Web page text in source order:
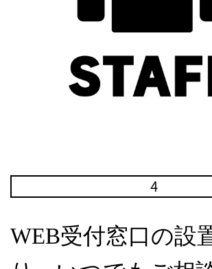
WEB受付窓口の設